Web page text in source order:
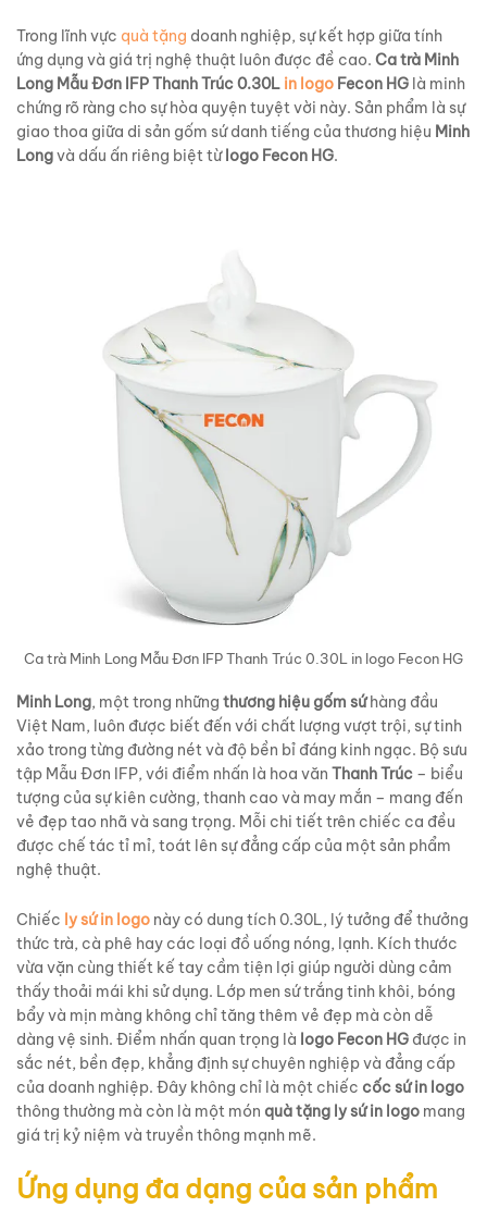
Trong lĩnh vực quà tặng doanh nghiệp, sự kết hợp giữa tính
ứng dụng và giá trị nghệ thuật luôn được đề cao. Ca trà Minh
Long Mẫu Đơn IFP Thanh Trúc 0.30L in logo Fecon HG là minh
chứng rõ ràng cho sự hòa quyện tuyệt vời này. Sản phẩm là sự
giao thoa giữa di sản gốm sứ danh tiếng của thương hiệu Minh
Longvà dấu ấn riêng biệt từlogo Fecon HG.
Ca trà Minh Long Mẫu Đơn IFP Thanh Trúc 0.30L in logo Fecon HG
Minh Long, một trong những thương hiệu gốm sứhàng đầu
Việt Nam, luôn được biết đến với chất lượng vượt trội, sự tinh
xảo trong từng đường nét và độ bền bỉ đáng kinh ngạc. Bộ sưu
tập Mẫu Đơn IFP, với điểm nhấn là hoa văn Thanh Trúc – biểu
tượng của sự kiên cường, thanh cao và may mắn – mang đến
vẻ đẹp tao nhã và sang trọng. Mỗi chi tiết trên chiếc ca đều
được chế tác tỉ mỉ, toát lên sự đẳng cấp của một sản phẩm
nghệ thuật.
Chiếc ly sứ in logo này có dung tích 0.30L, lý tưởng để thưởng
thức trà, cà phê hay các loại đồ uống nóng, lạnh. Kích thước
vừa vặn cùng thiết kế tay cầm tiện lợi giúp người dùng cảm
thấy thoải mái khi sử dụng. Lớp men sứ trắng tinh khôi, bóng
bẩy và mịn màng không chỉ tăng thêm vẻ đẹp mà còn dễ
dàng vệ sinh. Điểm nhấn quan trọng là logo Fecon HG được in
sắc nét, bền đẹp, khẳng định sự chuyên nghiệp và đẳng cấp
của doanh nghiệp. Đây không chỉ là một chiếc cốc sứ in logo
thông thường mà còn là một món quà tặng ly sứ in logo mang
giá trị kỷ niệm và truyền thông mạnh mẽ.
Ứng dụng đa dạng của sản phẩm